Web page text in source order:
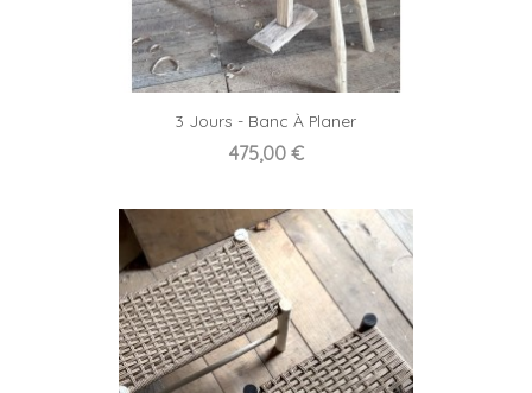
3 Jours - Banc À Planer
Prix
475,00 €